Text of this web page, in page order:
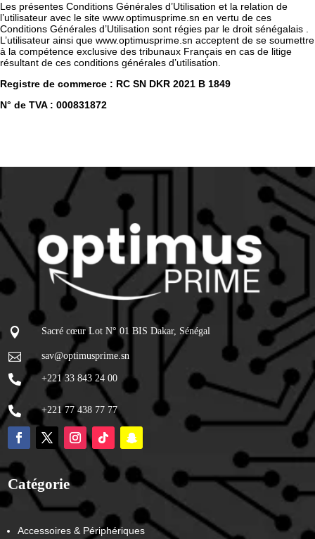
Les présentes Conditions Générales d’Utilisation et la relation de
l’utilisateur avec le site www.optimusprime.sn en vertu de ces
Conditions Générales d’Utilisation sont régies par le droit sénégalais .
L’utilisateur ainsi que www.optimusprime.sn acceptent de se soumettre
à la compétence exclusive des tribunaux Français en cas de litige
résultant de ces conditions générales d’utilisation.
Registre de commerce : RC SN DKR 2021 B 1849
N° de TVA : 000831872
 Sacré cœur Lot N° 01 BIS Dakar, Sénégal
 sav@optimusprime.sn
 +221 33 843 24 00
 +221 77 438 77 77
Catégorie
Accessoires & Périphériques